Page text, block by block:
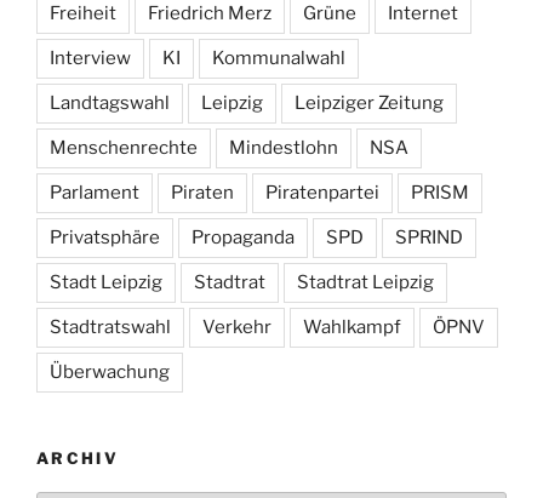
Freiheit Friedrich Merz Grüne Internet
Interview KI Kommunalwahl
Landtagswahl Leipzig Leipziger Zeitung
Menschenrechte Mindestlohn NSA
Parlament Piraten Piratenpartei PRISM
Privatsphäre Propaganda SPD SPRIND
Stadt Leipzig Stadtrat Stadtrat Leipzig
Stadtratswahl Verkehr Wahlkampf ÖPNV
Überwachung
ARCHIV